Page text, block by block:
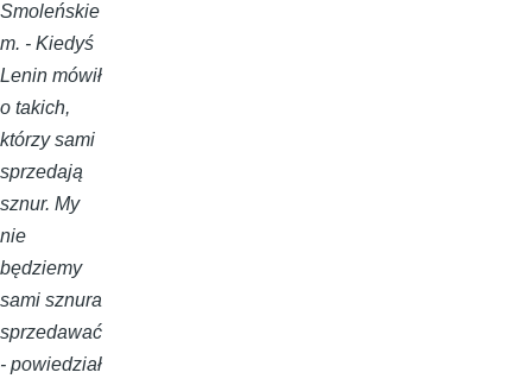
Smoleńskie
m. - Kiedyś
Lenin mówił
o takich,
którzy sami
sprzedają
sznur. My
nie
będziemy
sami sznura
sprzedawać
- powiedział